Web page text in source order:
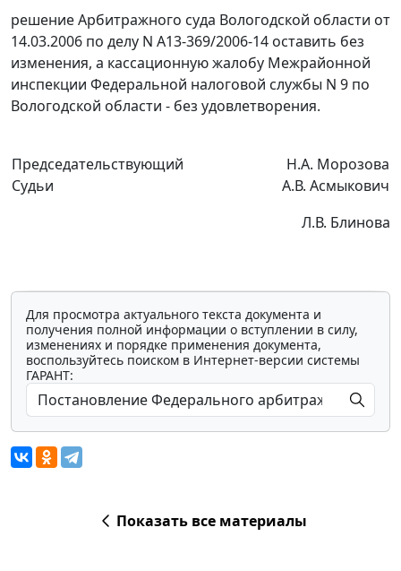
решение Арбитражного суда Вологодской области от
14.03.2006 по делу N А13-369/2006-14 оставить без
изменения, а кассационную жалобу Межрайонной
инспекции Федеральной налоговой службы N 9 по
Вологодской области - без удовлетворения.
Председательствующий
Судьи
Н.А. Морозова
А.В. Асмыкович
Л.В. Блинова
Для просмотра актуального текста документа и
получения полной информации о вступлении в силу,
изменениях и порядке применения документа,
воспользуйтесь поиском в Интернет-версии системы
ГАРАНТ:
Показать все материалы